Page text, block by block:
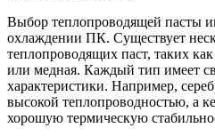
Выбор теплопроводящей пасты
охлаждении ПК. Существует
теплопроводящих паст, таких
или медная. Каждый тип имеет
характеристики. Например,
высокой теплопроводностью, а
хорошую термическую